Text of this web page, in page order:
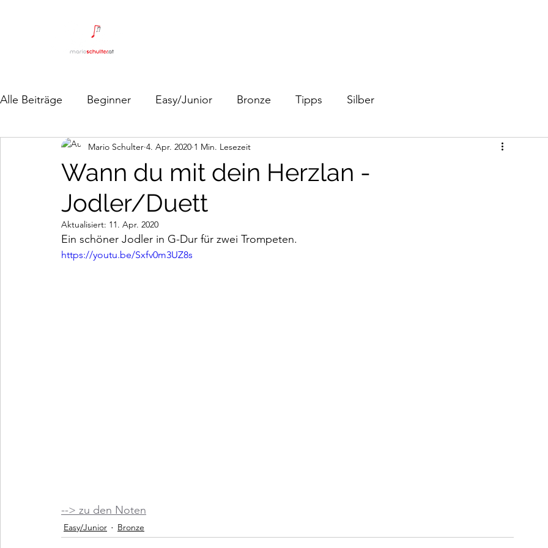
Alle Beiträge Beginner Easy/Junior Bronze Tipps Silber
Wann du mit dein Herzlan -
Jodler/Duett
Mario Schulter 4. Apr. 2020 1 Min. Lesezeit
Aktualisiert: 11. Apr. 2020
Ein schöner Jodler in G-Dur für zwei Trompeten.
https://youtu.be/Sxfv0m3UZ8s
--> zu den Noten
Easy/Junior Bronze